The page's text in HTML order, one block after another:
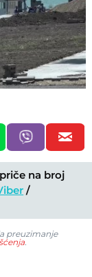
na broj
/
preuzimanje